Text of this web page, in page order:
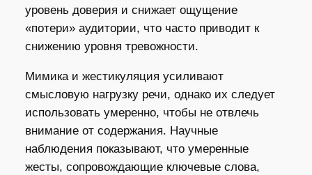
уровень доверия и снижает ощущение
«потери» аудитории, что часто приводит к
снижению уровня тревожности.
Мимика и жестикуляция усиливают
смысловую нагрузку речи, однако их следует
использовать умеренно, чтобы не отвлечь
внимание от содержания. Научные
наблюдения показывают, что умеренные
жесты, сопровождающие ключевые слова,